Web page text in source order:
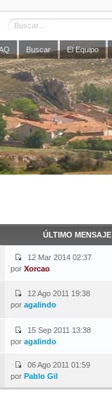
Buscar El Equipo
ÚLTIMO MENSAJE
12 Mar 2014 02:37
por Xorcao
12 Ago 2011 19:38
por agalindo
15 Sep 2011 13:38
por agalindo
06 Ago 2011 01:59
por Pablo Gil